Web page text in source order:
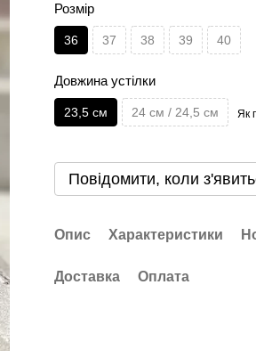
Розмір
36 37 38 39 40
Довжина устілки
23,5 см 24 см / 24,5 см Як
Повідомити, коли
Опис Характеристики
Доставка Оплата